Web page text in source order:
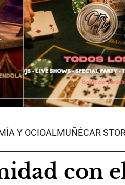
Y OCIOALMUÑÉCAR
con